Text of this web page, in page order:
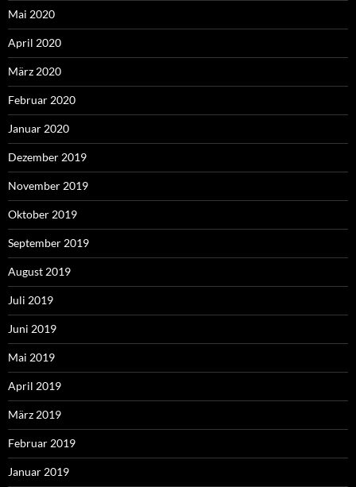
Mai 2020
April 2020
März 2020
Februar 2020
Januar 2020
Dezember 2019
November 2019
Oktober 2019
September 2019
August 2019
Juli 2019
Juni 2019
Mai 2019
April 2019
März 2019
Februar 2019
Januar 2019